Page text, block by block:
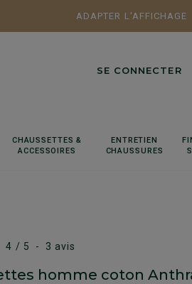
ADAPTER L'AFFICHAGE
SE CONNECTER
CHAUSSETTES &
ACCESSOIRES
ENTRETIEN
CHAUSSURES
4 / 5 - 3 avis
homme coton